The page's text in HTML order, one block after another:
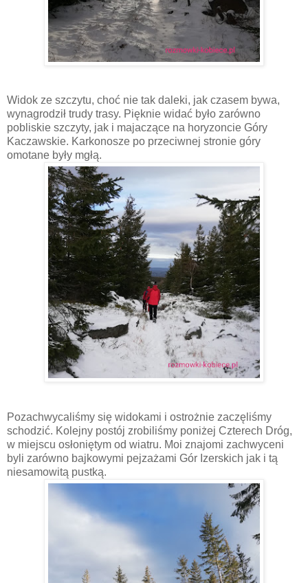
Widok ze szczytu, choć nie tak daleki, jak czasem bywa,
wynagrodził trudy trasy. Pięknie widać było zarówno
pobliskie szczyty, jak i majaczące na horyzoncie Góry
Kaczawskie. Karkonosze po przeciwnej stronie góry
omotane były mgłą.
Pozachwycaliśmy się widokami i ostrożnie zaczęliśmy
schodzić. Kolejny postój zrobiliśmy poniżej Czterech Dróg,
w miejscu osłoniętym od wiatru. Moi znajomi zachwyceni
byli zarówno bajkowymi pejzażami Gór Izerskich jak i tą
niesamowitą pustką.